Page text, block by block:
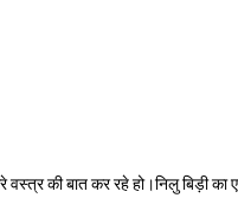
की बात कर रहे हो।निलु बिड़ी